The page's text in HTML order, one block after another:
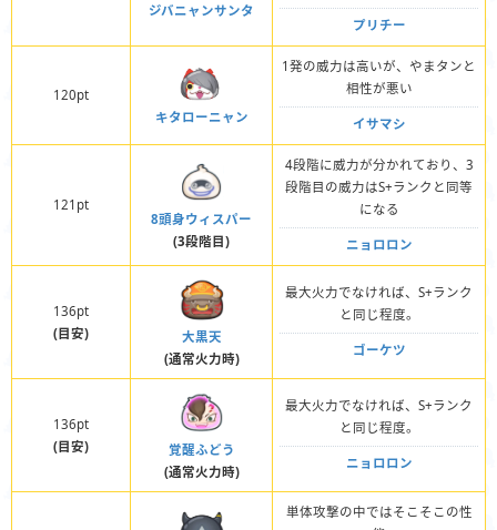
ジバニャンサンタ
プリチー
120pt
キタローニャン
1発の威力は高いが、やまタンと
相性が悪い
イサマシ
121pt
8頭身ウィスパー
(3段階目)
4段階に威力が分かれており、3
段階目の威力はS+ランクと同等
になる
ニョロロン
136pt
(目安)
大黒天
(通常火力時)
最大火力でなければ、S+ランク
と同じ程度。
ゴーケツ
136pt
(目安)
覚醒ふどう
(通常火力時)
最大火力でなければ、S+ランク
と同じ程度。
ニョロロン
単体攻撃の中ではそこそこの性